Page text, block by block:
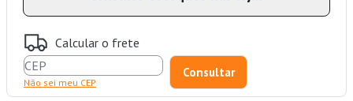
Calcular o frete
Não sei meu CEP